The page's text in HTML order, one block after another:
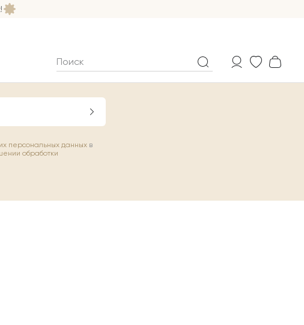
персональных данных в
обработки